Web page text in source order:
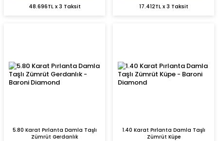
48.696TL x 3 Taksit 17.412TL x 3 Taksit
5.80 Karat Pırlanta Damla Taşlı
Zümrüt Gerdanlık
1.40 Karat Pırlanta Damla Taşlı
Zümrüt Küpe